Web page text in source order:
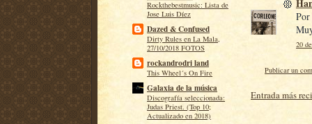
Rockthebestmusic: Lista de
Jose Luis Díez
Dazed & Confused
Dirty Rules en La Mala,
27/10/2018 FOTOS
rockandrodri land
This Wheel´s On Fire
Galaxia de la música
Discografía seleccionada:
Judas Priest. (Top 10;
Actualizado en 2018)
20
Publicar un
Entrada más